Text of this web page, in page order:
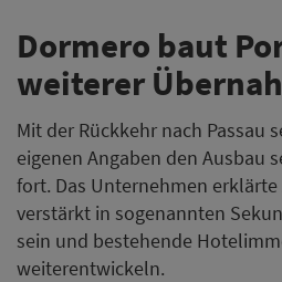
Dormero baut
weiterer
Mit der Rückkehr nach Passau
eigenen Angaben den Ausbau
fort. Das Unternehmen
verstärkt in sogenannten
sein und bestehende
weiterentwickeln.